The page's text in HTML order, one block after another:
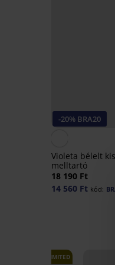
-20% BRA20
Violeta bélelt
melltartó
18 190 Ft
14 560 Ft kód:
LIMITED